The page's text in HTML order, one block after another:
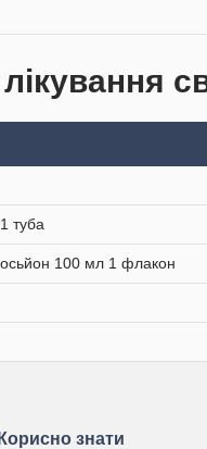
туба
100 мл 1 флакон
Корисно знати